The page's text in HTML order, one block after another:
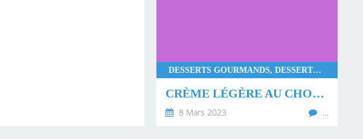
DESSERTS GOURMANDS, DESSERTS LÉGERS, THERMOMIX, MONSIEUR CUISINE CONNECT, WW
CRÈME LÉGÈRE AU CHOCOLAT
8 Mars 2023 …